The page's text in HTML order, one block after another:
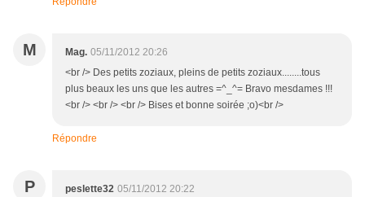
M Mag. 05/11/2012 20:26
<br /> Des petits zoziaux, pleins de petits zoziaux........tous
plus beaux les uns que les autres =^_^= Bravo mesdames !!!
<br /> <br /> <br /> Bises et bonne soirée ;o)<br />
Répondre
P peslette32 05/11/2012 20:22